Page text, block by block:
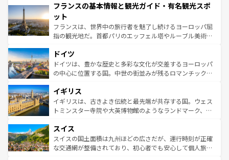
ませてくれるイタリアで、忘れられない旅をしてみよう！
なお、新着のイタリア情報は
しい。
文化が根付くこの国では、情熱的なフラメンコ、熱気あふ
れる闘牛、そして美味しいタパスが生活の一部となってい
る。首都マドリードの洗練された雰囲気や、バルセロナの
アートに溢れた街角から、地方では古代ローマ遺跡や中世
せる。地方によって風土や気候が異なるスペインはその個
性で訪れる人を魅了する。 なお、新着のスペイン情報は コ
ンテンツ一覧を参照してほしい。
フランスの基本情報と観光ガイド・有名観光スポ
ット
フランスは、世界中の旅行者を魅了し続けるヨーロッパ屈
指の観光地だ。首都パリのエッフェル塔やルーブル美術館
で、幅広い魅力が詰まっている。華麗な宮殿、歴史的な大
聖堂、美しいビーチ、そして豊かな自然が、訪れる者を心
から魅了する。また、フランスは美食の国としても知ら
いる。シャンパンの発祥地であるランス、プロヴァンスの
香り高いラベンダー畑など、多彩な楽しみ方が可能だ。さ
らに、パリ以外の地域にも魅力が溢れており、どの街角に
れる地方に足を運ぶとそれぞれで全く異なる文化を体験で
きるだろう。 なお、新着のフランス情報はコンテンツ一覧
を参照してほしい。
ドイツ
ドイツは、豊かな歴史と多彩な文化が交差するヨーロッパ
の中心に位置する国。中世の街並みが残るロマンチック街
顔を持つこの国は、どこを歩いても飽きることがない。ベ
ルリンの文化的活気、バイエルン州のアルプスの絶景、そ
してライン川沿いのワイン畑といった風景は必見。ビール
は、お酒好きな人にはぜひ体験してほしい。 なお、新着の
ドイツ情報はコンテンツ一覧を参照してほしい。
イギリス
イギリスは、古きよき伝統と最先端が共存する国。ウェス
トミンスター寺院や大英博物館のようなランドマーク、歴
リアごとに異なる魅力がある。また、優雅なアフタヌーン
ティー、ビール好きにはたまらない英国パブ、サッカー観
戦など、本場だからこそできる体験も豊富。イギリスを旅
スイス
スイスの国土面積は九州ほどの広さだが、運行時刻が正確
な交通網が整備されており、初心者でも安心して個人旅行